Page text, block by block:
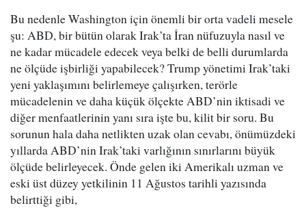
Bu nedenle Washington için önemli bir orta vadeli mesele
şu: ABD, bir bütün olarak Irak’ta İran nüfuzuyla nasıl ve
ne kadar mücadele edecek veya belki de belli durumlarda
ne ölçüde işbirliği yapabilecek? Trump yönetimi Irak’taki
yeni yaklaşımını belirlemeye çalışırken, terörle
mücadelenin ve daha küçük ölçekte ABD’nin iktisadi ve
diğer menfaatlerinin yanı sıra işte bu, kilit bir soru. Bu
sorunun hala daha netlikten uzak olan cevabı, önümüzdeki
yıllarda ABD’nin Irak’taki varlığının sınırlarını büyük
ölçüde belirleyecek. Önde gelen iki Amerikalı uzman ve
eski üst düzey yetkilinin 11 Ağustos tarihli yazısında
belirttiği gibi,